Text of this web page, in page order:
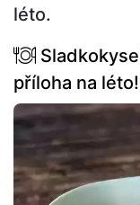
léto.
příloha na léto!